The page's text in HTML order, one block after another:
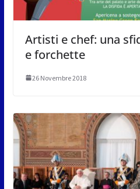
Artisti e chef: una
e forchette
26 Novembre 2018